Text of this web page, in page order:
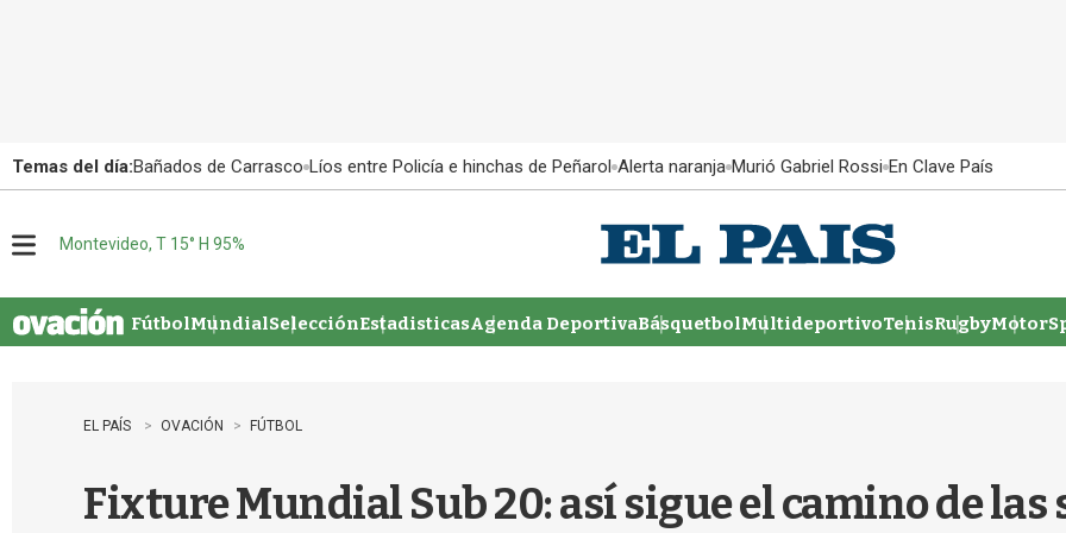
Temas del día:Bañados de Carrasco Líos entre Policía e hinchas de Peñarol Alerta naranja Murió Gabriel Rossi En Clave País
u
Montevideo, T 15° H 95%
FútbolMundialSelecciónEstadisticasAgenda DeportivaBásquetbolMultideportivoTenisRugby
EL PAÍS OVACIÓN FÚTBOL
Fixture Mundial Sub 20: así sigue el camino de las